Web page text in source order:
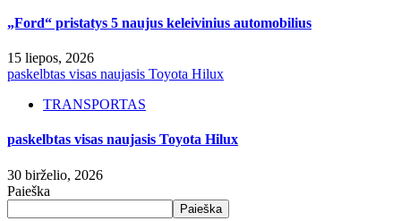
„Ford“ pristatys 5 naujus keleivinius automobilius
15 liepos, 2026
paskelbtas visas naujasis Toyota Hilux
TRANSPORTAS
paskelbtas visas naujasis Toyota Hilux
30 birželio, 2026
Paieška
Paieška